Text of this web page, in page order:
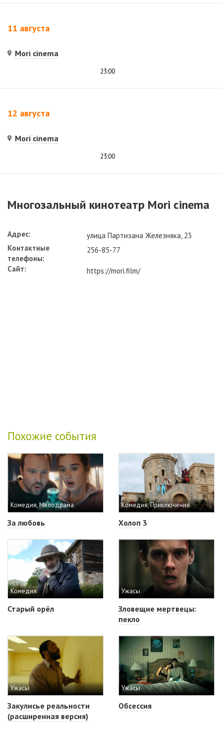
11 августа
Mori cinema
23:00
12 августа
Mori cinema
23:00
Многозальный кинотеатр Mori cinema
Адрес:
улица Партизана Железняка, 23
Контактные
телефоны:
256-85-77
Сайт: https://mori.film/
Похожие события
Комедия, Мелодрама
За любовь
Комедия, Приключения
Холоп 3
Комедия
Старый орёл
Ужасы
Зловещие мертвецы:
пекло
Ужасы
Закулисье реальности
(расширенная версия)
Ужасы
Обсессия